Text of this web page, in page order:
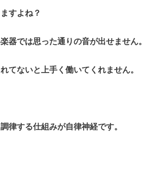
すよね？
器では思った通りの音が出せません。
てないと上手く働いてくれません。
律する仕組みが自律神経です。